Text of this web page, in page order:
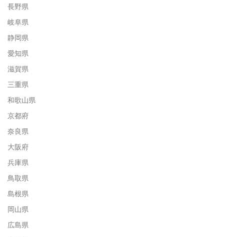
長野県
岐阜県
静岡県
愛知県
滋賀県
三重県
和歌山県
京都府
奈良県
大阪府
兵庫県
鳥取県
島根県
岡山県
広島県